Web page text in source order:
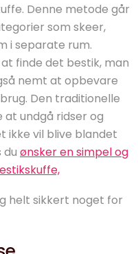
Denne metode går
som skeer,
i separate rum.
finde det bestik, man
nemt at opbevare
Den traditionelle
at undgå ridser og
ikke vil blive blandet
du ønsker en simpel og
helt sikkert noget for